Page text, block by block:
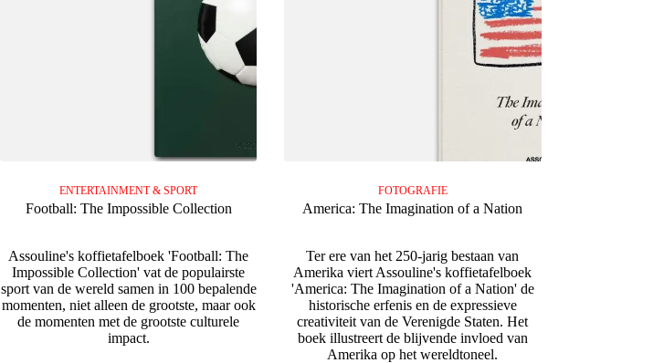
ENTERTAINMENT & SPORT
Football: The Impossible Collection
Assouline's koffietafelboek 'Football: The
Impossible Collection' vat de populairste
sport van de wereld samen in 100 bepalende
momenten, niet alleen de grootste, maar ook
de momenten met de grootste culturele
impact.
FOTOGRAFIE
America: The Imagination of a Nation
Ter ere van het 250-jarig bestaan van
Amerika viert Assouline's koffietafelboek
'America: The Imagination of a Nation' de
historische erfenis en de expressieve
creativiteit van de Verenigde Staten. Het
boek illustreert de blijvende invloed van
Amerika op het wereldtoneel.